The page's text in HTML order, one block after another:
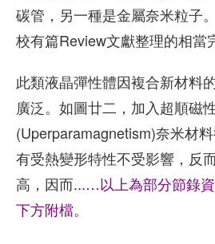
碳管，另一種是金屬奈米粒子
校有篇Review文獻整理的相當
此類液晶彈性體因複合新材料
廣泛。如圖廿二，加入超順磁
(Uperparamagnetism)奈米材
有受熱變形特性不受影響，反
高，因而...…以上為部分節錄
下方附檔。